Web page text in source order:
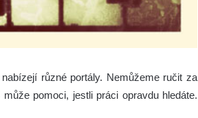
různé portály. Nemůžeme ručit za
pomoci, jestli práci opravdu hledáte.